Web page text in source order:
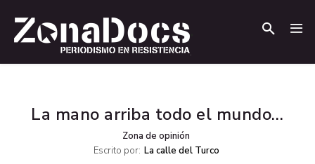
La mano arriba todo el mundo…
Zona de opinión
Escrito por: La calle del Turco